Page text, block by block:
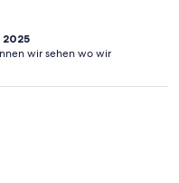
2025
wir sehen wo wir